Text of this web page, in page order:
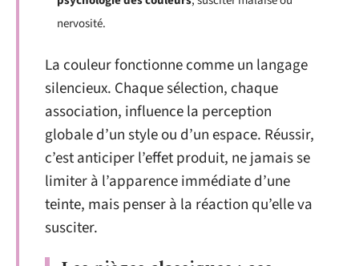
nervosité.
La couleur fonctionne comme un langage
silencieux. Chaque sélection, chaque
association, influence la perception
globale d’un style ou d’un espace. Réussir,
c’est anticiper l’effet produit, ne jamais se
limiter à l’apparence immédiate d’une
teinte, mais penser à la réaction qu’elle va
susciter.